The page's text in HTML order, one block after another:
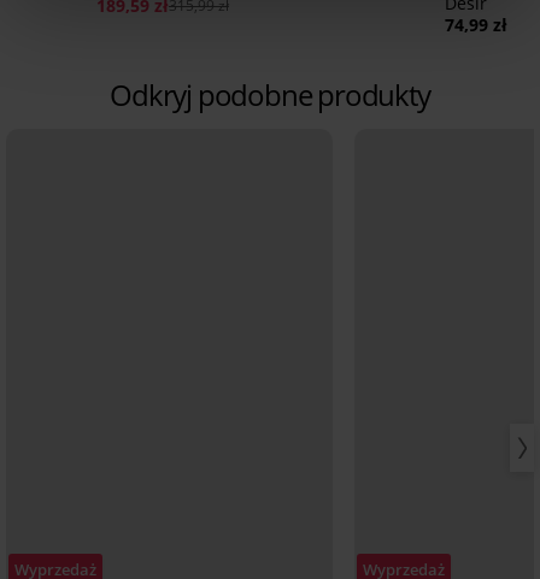
189,59 zł315,99 zł
74,99 zł
Odkryj podobne produkty
Wyprzedaż
Wyprzedaż